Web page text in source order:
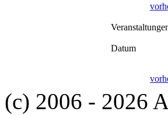
Datum
(c) 2006 - 2026